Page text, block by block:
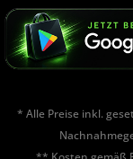
* Alle Preise inkl.